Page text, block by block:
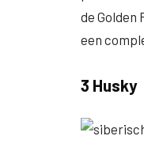
de Golden
een
3 Husky